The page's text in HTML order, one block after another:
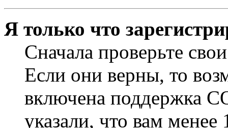
Я только что
Сначала проверьте
Если они верны, то
включена поддержка
указали, что вам